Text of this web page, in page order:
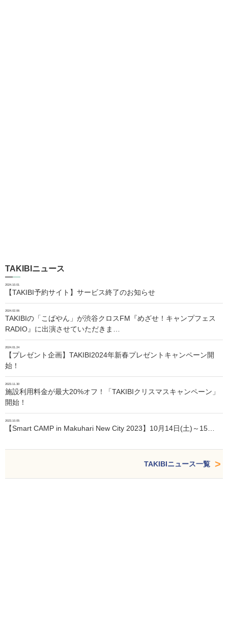
TAKIBIニュース
2024.10.01
【TAKIBI予約サイト】サービス終了のお知らせ
2024.02.06
TAKIBIの「こばやん」が渋谷クロスFM『めざせ！キャンプフェス
RADIO』に出演させていただきま…
2024.01.24
【プレゼント企画】TAKIBI2024年新春プレゼントキャンペーン開
始！
2023.11.30
施設利用料金が最大20%オフ！「TAKIBIクリスマスキャンペーン」
開始！
2023.10.05
【Smart CAMP in Makuhari New City 2023】10月14日(土)～15…
TAKIBIニュース一覧